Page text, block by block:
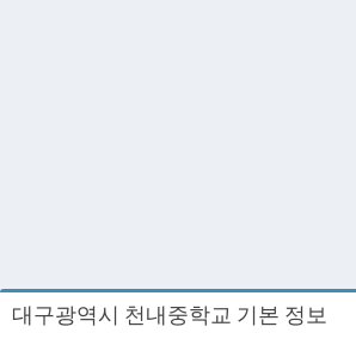
대구광역시 천내중학교 기본 정보